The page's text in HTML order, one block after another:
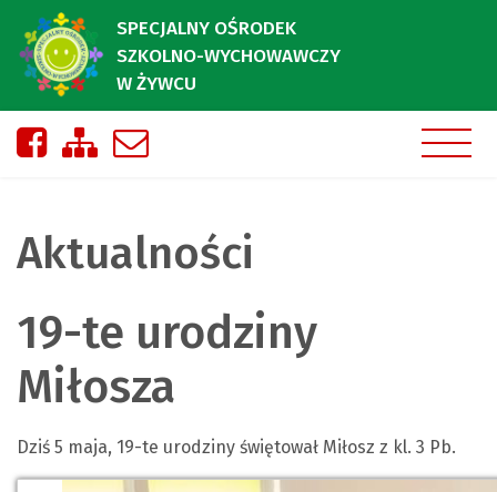
SPECJALNY OŚRODEK
SZKOLNO-WYCHOWAWCZY
W ŻYWCU
Nasza strona na Facebooku
Zobacz mapę strony
Aktualności
19-te urodziny
Miłosza
Dziś 5 maja, 19-te urodziny świętował Miłosz z kl. 3 Pb.